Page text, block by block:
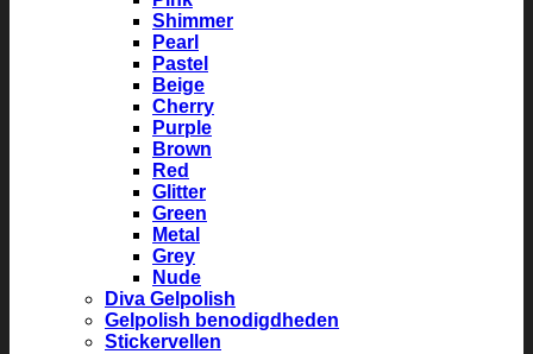
Shimmer
Pearl
Pastel
Beige
Cherry
Purple
Brown
Red
Glitter
Green
Metal
Grey
Nude
Diva Gelpolish
Gelpolish benodigdheden
Stickervellen